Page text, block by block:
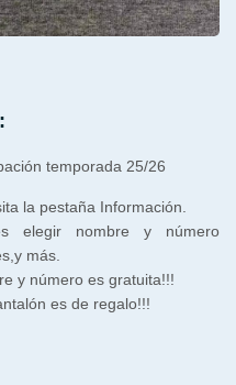
temporada 25/26
la pestaña Información.
elegir nombre y número
más.
y número es gratuita!!!
es de regalo!!!